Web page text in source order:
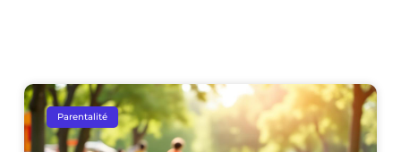
Parentalité